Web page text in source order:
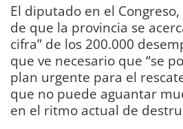
El diputado en el
de que la provincia se
cifra” de los 200.000
que ve necesario que “se
plan urgente para el
que no puede aguantar
en el ritmo actual de